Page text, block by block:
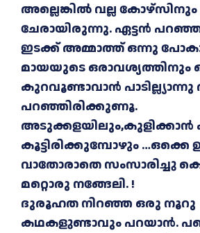
അല്ലെങ്കിൽ വല്ല കോഴ്സിനും
ചേരായിരുന്നു. ഏട്ടൻ
ഇടക്ക് അമ്മാത്ത് ഒന്നു
മായയുടെ ഒരാവശ്യത്തിനും
കുറവൂണ്ടാവാൻ പാടില്ല്യാന്നു
പറഞ്ഞിരിക്കുണൂ.
അടുക്കളയിലും,കുളിക്കാൻ
കൂട്ടിരിക്കുമ്പോഴും …ഒക്കെ
വാതോരാതെ സംസാരിച്ചു
മറ്റൊരു നങ്ങേലി. !
ദുരൂഹത നിറഞ്ഞ ഒരു നൂറു
കഥകളുണ്ടാവും പറയാൻ.